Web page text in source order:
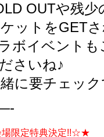
OUTや残少
ットをGET
ボイベント
さいね♪
に要チェッ
限定特典決定!!☆★